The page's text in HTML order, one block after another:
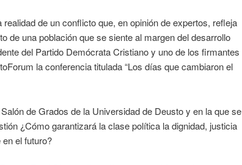
de un conflicto que, en opinión de expertos, refleja
de una población que se siente al margen del desarrollo
del Partido Demócrata Cristiano y uno de los firmantes
la conferencia titulada “Los días que cambiaron el
de Grados de la Universidad de Deusto y en la que se
¿Cómo garantizará la clase política la dignidad, justicia
el futuro?